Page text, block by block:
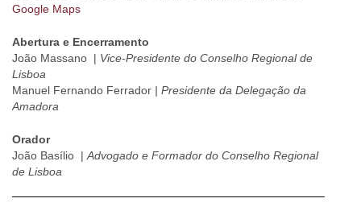
Google Maps
Abertura e Encerramento
João Massano | Vice-Presidente do Conselho Regional de
Lisboa
Manuel Fernando Ferrador | Presidente da Delegação da
Amadora
Orador
João Basílio | Advogado e Formador do Conselho Regional
de Lisboa